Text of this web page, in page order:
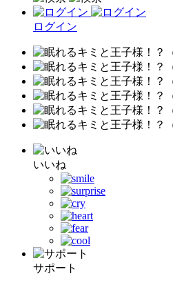
ログイン
いいね
サポート